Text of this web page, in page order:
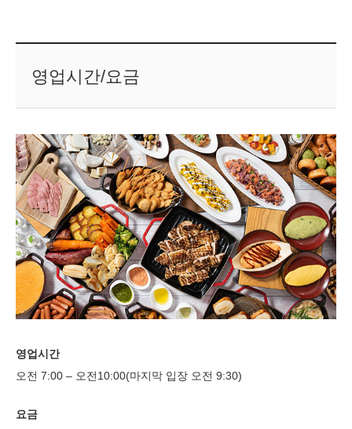
영업시간/요금
영업시간
오전 7:00 – 오전10:00(마지막 입장 오전 9:30)
요금